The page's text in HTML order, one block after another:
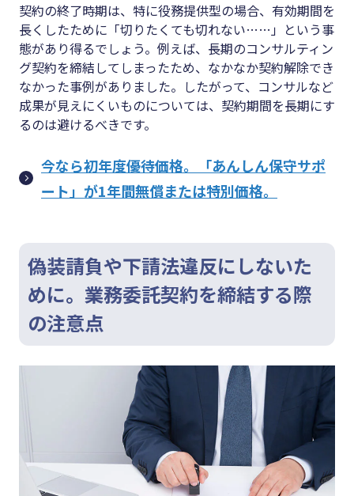
契約の終了時期は、特に役務提供型の場合、有効期間を
長くしたために「切りたくても切れない……」という事
態があり得るでしょう。例えば、長期のコンサルティン
グ契約を締結してしまったため、なかなか契約解除でき
なかった事例がありました。したがって、コンサルなど
成果が見えにくいものについては、契約期間を長期にす
るのは避けるべきです。
今なら初年度優待価格。「あんしん保守サポ
ート」が1年間無償または特別価格。
偽装請負や下請法違反にしないた
めに。業務委託契約を締結する際
の注意点